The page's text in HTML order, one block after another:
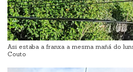
Asi estaba a franxa a mesma mañá do
Couto